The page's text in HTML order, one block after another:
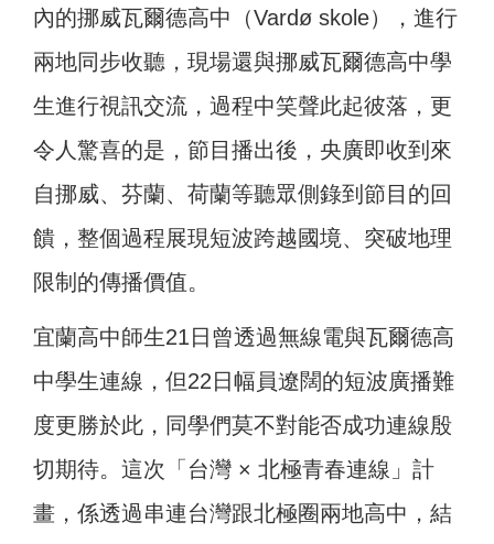
內的挪威瓦爾德高中（Vardø skole），進行
兩地同步收聽，現場還與挪威瓦爾德高中學
生進行視訊交流，過程中笑聲此起彼落，更
令人驚喜的是，節目播出後，央廣即收到來
自挪威、芬蘭、荷蘭等聽眾側錄到節目的回
饋，整個過程展現短波跨越國境、突破地理
限制的傳播價值。
宜蘭高中師生21日曾透過無線電與瓦爾德高
中學生連線，但22日幅員遼闊的短波廣播難
度更勝於此，同學們莫不對能否成功連線殷
切期待。這次「台灣 × 北極青春連線」計
畫，係透過串連台灣跟北極圈兩地高中，結